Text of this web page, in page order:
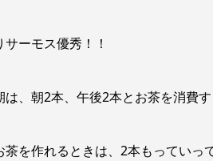
ーモス優秀！！
は、朝2本、午後2本とお茶を消費
茶を作れるときは、2本もっていっ